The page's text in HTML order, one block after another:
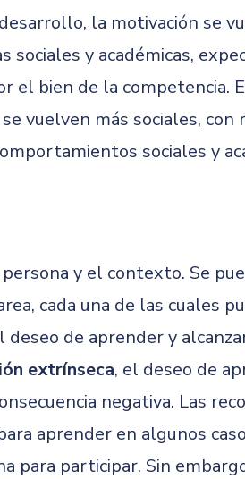
la motivación se
y académicas,
el bien de la competencia.
vuelven más sociales,
sociales y
y el contexto. Se
cada una de las cuales
deseo de aprender y
extrínseca, el deseo de
negativa. Las
aprender en algunos
para participar. Sin